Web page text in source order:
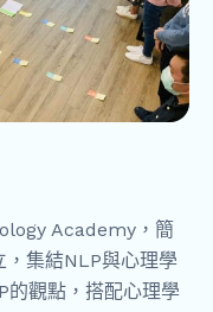
Academy，簡
，集結NLP與心理學
的觀點，搭配心理學